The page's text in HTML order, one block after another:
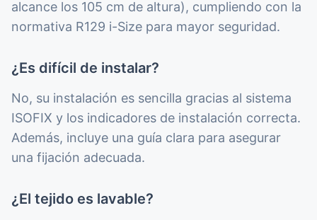
alcance los 105 cm de altura), cumpliendo con la
normativa R129 i-Size para mayor seguridad.
¿Es difícil de instalar?
No, su instalación es sencilla gracias al sistema
ISOFIX y los indicadores de instalación correcta.
Además, incluye una guía clara para asegurar
una fijación adecuada.
¿El tejido es lavable?